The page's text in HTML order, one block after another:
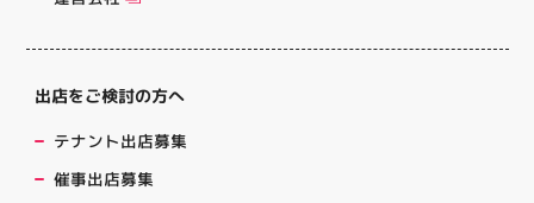
出店をご検討の方へ
テナント出店募集
催事出店募集